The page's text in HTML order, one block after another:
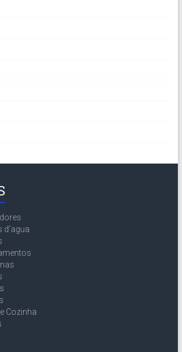
d’agua
Cozinha